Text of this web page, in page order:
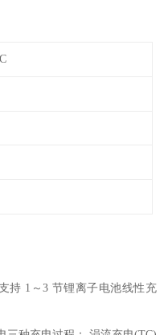
持 1～3 节锂离子电池线性充